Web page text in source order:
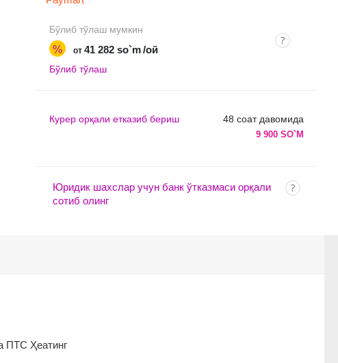
Бўлиб тўлаш мумкин
% от 41 282 so`m /ой
Бўлиб тўлаш
Курер орқали етказиб бериш 48 соат давомида
9 900 SO`M
Юридик шахслар учун банк ўтказмаси орқали
сотиб олинг
ПТC Ҳеатинг